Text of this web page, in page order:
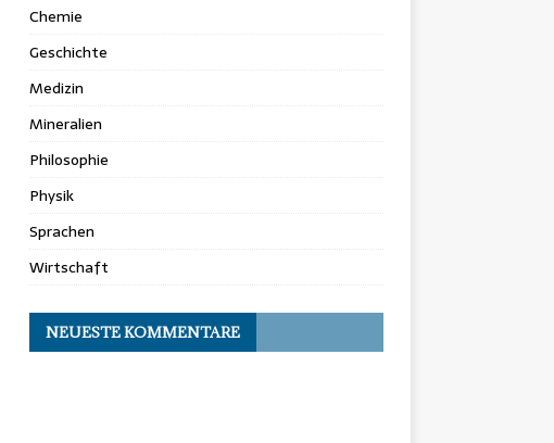
Chemie
Geschichte
Medizin
Mineralien
Philosophie
Physik
Sprachen
Wirtschaft
NEUESTE KOMMENTARE